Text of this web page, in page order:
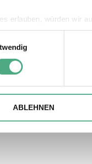
erlauben, würden wir
über Ihre
durch aktives
mehr darüber, wie
fest.
ggfs. Cookies, um
auf unsere Website zu
ABLEHNEN